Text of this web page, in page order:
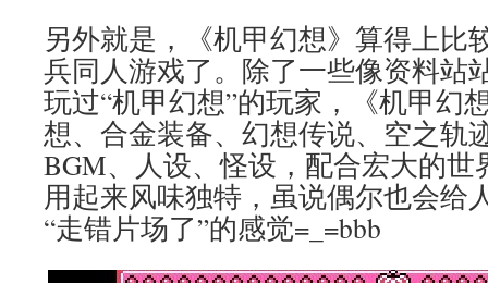
另外就是，《机甲幻想》算得上比
兵同人游戏了。除了一些像资料站
玩过“机甲幻想”的玩家，《机甲幻
想、合金装备、幻想传说、空之轨
BGM、人设、怪设，配合宏大的
用起来风味独特，虽说偶尔也会给
“走错片场了”的感觉=_=bbb